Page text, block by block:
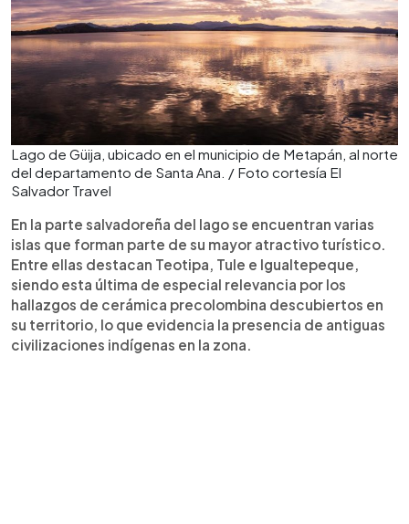
Lago de Güija, ubicado en el municipio de Metapán, al norte
del departamento de Santa Ana. / Foto cortesía El
Salvador Travel
En la parte salvadoreña del lago se encuentran varias
islas que forman parte de su mayor atractivo turístico.
Entre ellas destacan Teotipa, Tule e Igualtepeque,
siendo esta última de especial relevancia por los
hallazgos de cerámica precolombina descubiertos en
su territorio, lo que evidencia la presencia de antiguas
civilizaciones indígenas en la zona.